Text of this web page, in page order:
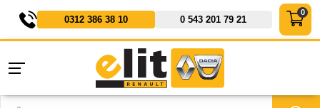
0312 386 38 10 0 543 201 79 21